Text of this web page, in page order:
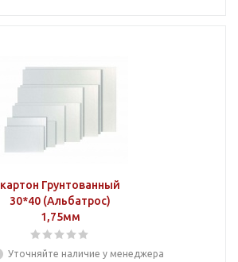
картон Грунтованный
30*40 (Альбатрос)
1,75мм
Уточняйте наличие у менеджера